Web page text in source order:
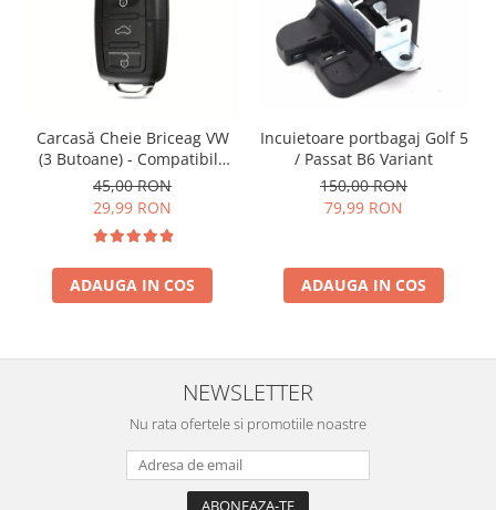
Carcasă Cheie Briceag VW
(3 Butoane) - Compatibilă
Golf 5, Jetta, Touran etc
45,00 RON
29,99 RON
ADAUGA IN COS
Incuietoare portbagaj Golf 5
/ Passat B6 Variant
150,00 RON
79,99 RON
ADAUGA IN COS
NEWSLETTER
Nu rata ofertele si promotiile noastre